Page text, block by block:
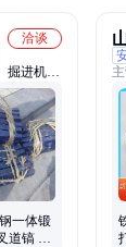
洽谈
掘进机配
一体锻
道镐 铁